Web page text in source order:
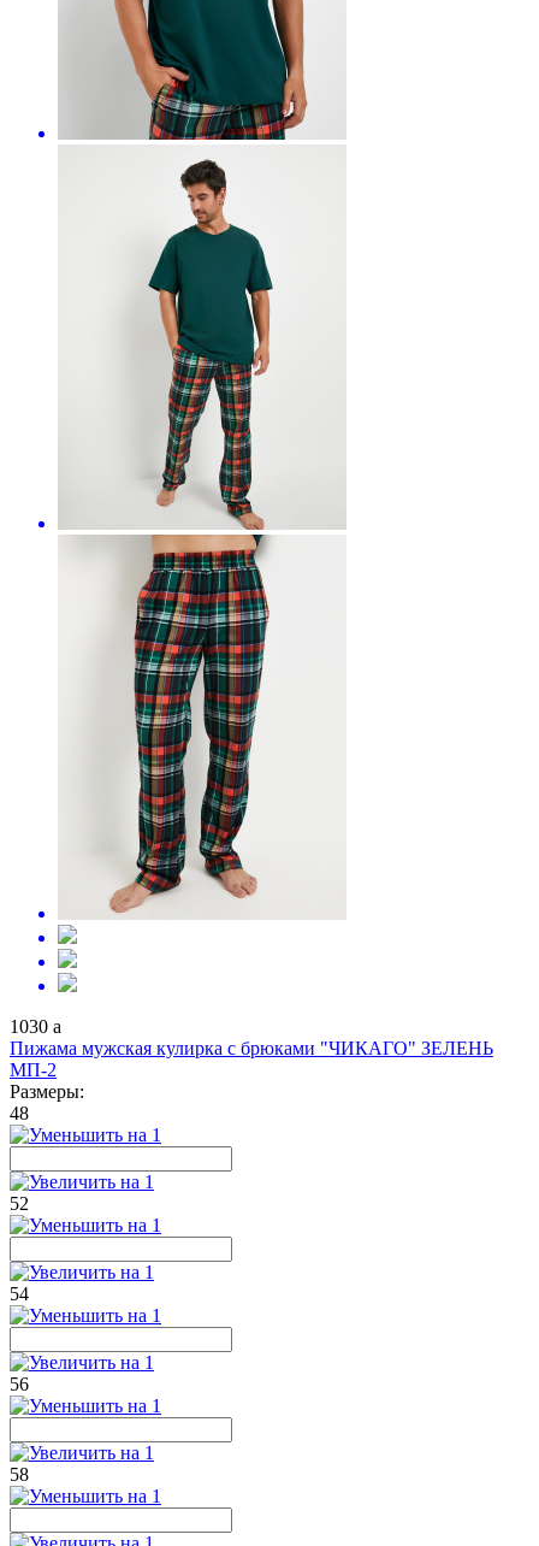
1030 a
Пижама мужская кулирка с брюками "ЧИКАГО" ЗЕЛЕНЬ
МП-2
Размеры:
48
52
54
56
58